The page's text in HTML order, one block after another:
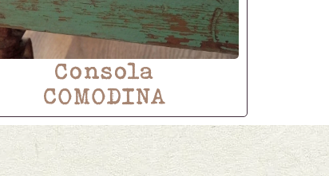
Consola
COMODINA